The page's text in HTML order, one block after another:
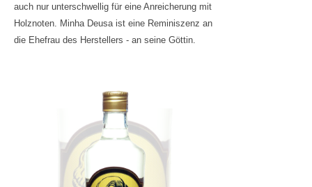
auch nur unterschwellig für eine Anreicherung mit
Holznoten. Minha Deusa ist eine Reminiszenz an
die Ehefrau des Herstellers - an seine Göttin.